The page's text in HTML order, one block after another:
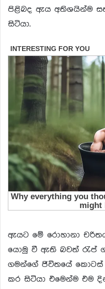
පිළිබද ඇය අතිශයින්ම
සිටියා.
ඇයට මේ රොහානා
යොමු වී ඇති බවත් රැප්
ගමන්ගේ ජිවිතයේ
කර සිටියා එමෙන්ම එම